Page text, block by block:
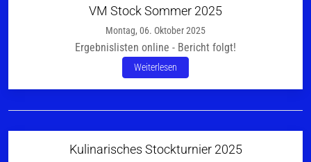
VM Stock Sommer 2025
Montag, 06. Oktober 2025
Ergebnislisten online - Bericht folgt!
Weiterlesen
Kulinarisches Stockturnier 2025